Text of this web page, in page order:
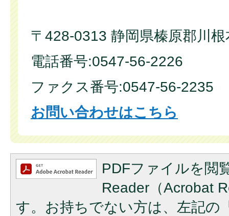
〒428-0313 静岡県榛原郡川
電話番号:0547-56-2226
ファクス番号:0547-56-2235
お問い合わせはこちら
PDFファイルを閲
Reader（Acrobat
す。お持ちでない方は、左記の